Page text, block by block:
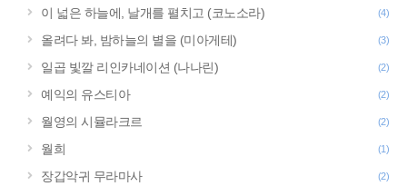
이 넓은 하늘에, 날개를 펼치고 (코노소라) (4)
올려다 봐, 밤하늘의 별을 (미아게테) (3)
일곱 빛깔 리인카네이션 (나나린) (2)
예익의 유스티아 (2)
월영의 시뮬라크르 (2)
월희 (1)
장갑악귀 무라마사 (2)